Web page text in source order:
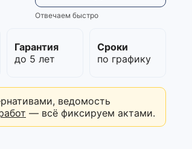
Отвечаем быстро
Гарантия
до 5 лет
Сроки
по графику
ведомость
— всё фиксируем актами.